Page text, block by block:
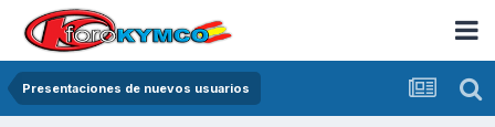
Presentaciones de nuevos usuarios